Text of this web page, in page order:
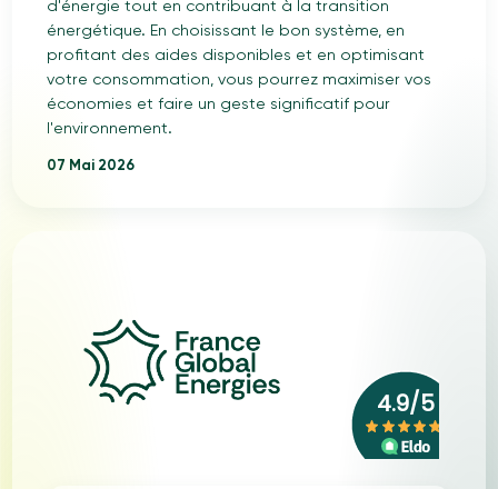
d'énergie tout en contribuant à la transition
énergétique. En choisissant le bon système, en
profitant des aides disponibles et en optimisant
votre consommation, vous pourrez maximiser vos
économies et faire un geste significatif pour
l'environnement.
07 Mai 2026